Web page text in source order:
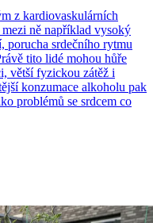
z kardiovaskulárních
ně například vysoký
porucha srdečního rytmu
tito lidé mohou hůře
větší fyzickou zátěž i
konzumace alkoholu pak
problémů se srdcem co